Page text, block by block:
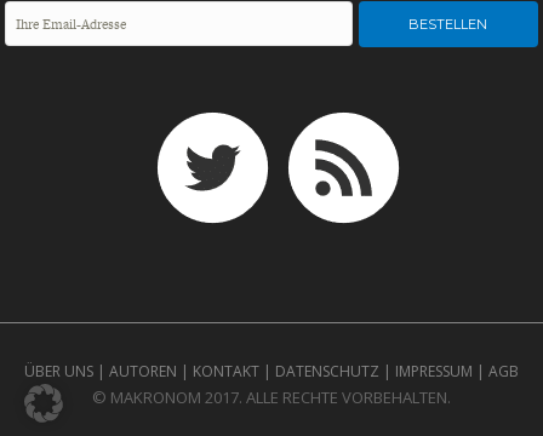
ÜBER UNS | AUTOREN | KONTAKT | DATENSCHUTZ | IMPRESSUM | AGB
© MAKRONOM 2017. ALLE RECHTE VORBEHALTEN.